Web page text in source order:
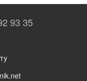
93 35